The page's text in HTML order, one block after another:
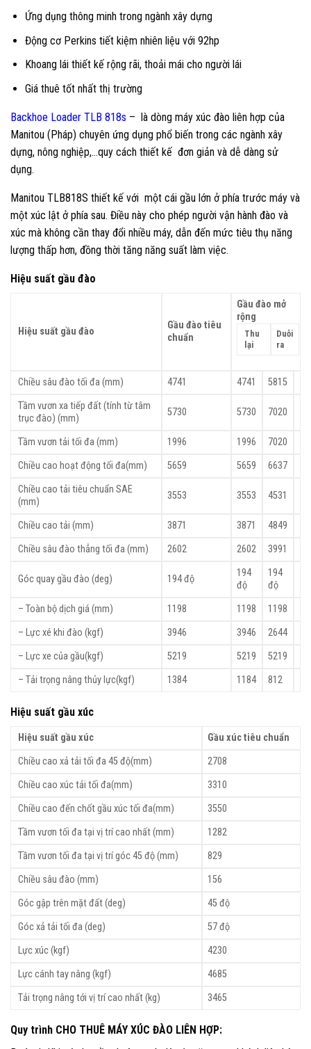
Ứng dụng thông minh trong ngành xây dựng
Động cơ Perkins tiết kiệm nhiên liệu với 92hp
Khoang lái thiết kế rộng rãi, thoải mái cho người lái
Giá thuê tốt nhất thị trường
Backhoe Loader TLB 818s – là dòng máy xúc đào liên hợp của
Manitou (Pháp) chuyên ứng dụng phổ biến trong các ngành xây
dựng, nông nghiệp,…quy cách thiết kế đơn giản và dễ dàng sử
dụng.
Manitou TLB818S thiết kế với một cái gầu lớn ở phía trước máy và
một xúc lật ở phía sau. Điều này cho phép người vận hành đào và
xúc mà không cần thay đổi nhiều máy, dẫn đến mức tiêu thụ năng
lượng thấp hơn, đồng thời tăng năng suất làm việc.
Hiệu suất gầu đào
Hiệu suất gầu đào
Gầu đào tiêu
chuẩn
Gầu đào mở
rộng
Thu
lại
Duỗi
ra
Chiều sâu đào tối đa (mm) 4741 4741
5815
Tầm vươn xa tiếp đất (tính từ tâm
trục đào) (mm)
5730 5730 7020
Tầm vươn tải tối đa (mm) 1996 1996
7020
Chiều cao hoạt động tối đa(mm)
5659 5659
6637
Chiều cao tải tiêu chuẩn SAE
(mm)
3553 3553 4531
Chiều cao tải (mm) 3871 3871
4849
Chiều sâu đào thẳng tối đa (mm)
2602 2602 3991
Góc quay gầu đào (deg) 194 độ
194
độ
194
độ
– Toàn bộ dịch giá (mm)
1198 1198
1198
– Lực xé khi đào (kgf)
3946 3946
2644
– Lực xe của gầu(kgf)
5219 5219
5219
– Tải trọng nâng thủy lực(kgf)
1384 1184 812
Hiệu suất gầu xúc
Hiệu suất gầu xúc
Gầu xúc tiêu chuẩn
Chiều cao xả tải tối đa 45 độ(mm)
2708
Chiều cao xúc tải tối đa(mm)
3310
Chiều cao đến chốt gầu xúc tối đa(mm)
3550
Tầm vươn tối đa tại vị trí cao nhất (mm)
1282
Tầm vươn tối đa tại vị trí góc 45 độ (mm)
829
Chiều sâu đào (mm)
156
Góc gập trên mặt đất (deg)
45 độ
Góc xả tải tối đa (deg)
57 độ
Lực xúc (kgf)
4230
Lực cánh tay nâng (kgf)
4685
Tải trọng nâng tới vị trí cao nhất (kg)
3465
Quy trình CHO THUÊ MÁY XÚC ĐÀO LIÊN HỢP: